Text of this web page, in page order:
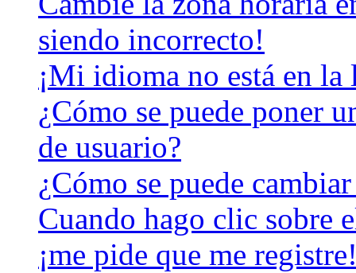
siendo incorrecto!
¡Mi idioma no está en la
¿Cómo se puede poner
de usuario?
¿Cómo se puede
Cuando hago clic sobre
¡me pide que me